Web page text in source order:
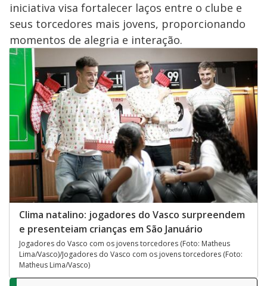
iniciativa visa fortalecer laços entre o clube e
seus torcedores mais jovens, proporcionando
momentos de alegria e interação.
Clima natalino: jogadores do Vasco surpreendem
e presenteiam crianças em São Januário
Jogadores do Vasco com os jovens torcedores (Foto: Matheus
Lima/Vasco)/Jogadores do Vasco com os jovens torcedores (Foto:
Matheus Lima/Vasco)